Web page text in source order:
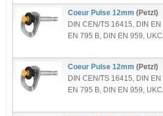
Coeur Pulse 12mm (Petzl)
DIN CEN/TS 16415, DIN
EN 795 B, DIN EN 959,
Coeur Pulse 12mm (Petzl)
DIN CEN/TS 16415, DIN
EN 795 B, DIN EN 959,